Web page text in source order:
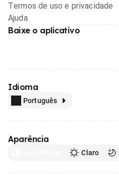
Termos de uso e privacidade
Ajuda
Baixe o aplicativo
Idioma
Português
Aparência
Claro